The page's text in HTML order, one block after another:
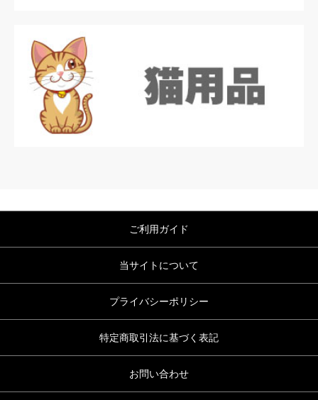
ご利用ガイド
当サイトについて
プライバシーポリシー
特定商取引法に基づく表記
お問い合わせ